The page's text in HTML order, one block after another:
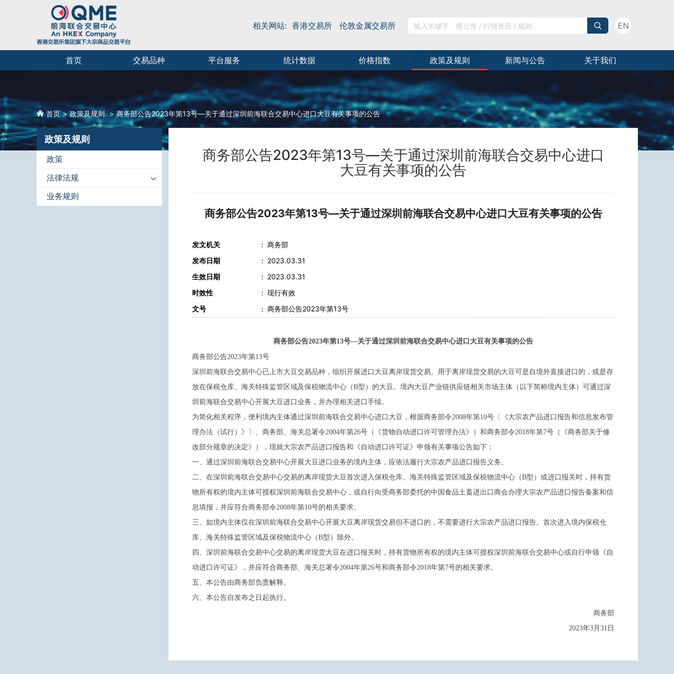
EN
相关网站: 香港交易所 伦敦金属交易所
首页 交易品种 平台服务 统计数据 价格指数 政策及规则 新闻与公告 关于我们
首页 政策及规则 商务部公告2023年第13号—关于通过深圳前海联合交易中心进口大豆有关事项的公告
政策及规则
政策
法律法规
业务规则
商务部公告2023年第13号—关于通过深圳前海联合交易中心进口
大豆有关事项的公告
商务部公告2023年第13号—关于通过深圳前海联合交易中心进口大豆有关事项的公告
发文机关 ： 商务部
发布日期
： 2023.03.31
生效日期
： 2023.03.31
时效性
： 现行有效
文号
： 商务部公告2023年第13号
商务部公告2023年第13号—关于通过深圳前海联合交易中心进口大豆有关事项的公告
商务部公告2023年第13号
深圳前海联合交易中心已上市大豆交易品种，组织开展进口大豆离岸现货交易。用于离岸现货交易的大豆可是自境外直接进口的，或是存
放在保税仓库、海关特殊监管区域及保税物流中心（B型）的大豆。境内大豆产业链供应链相关市场主体（以下简称境内主体）可通过深
圳前海联合交易中心开展大豆进口业务，并办理相关进口手续。
为简化相关程序，便利境内主体通过深圳前海联合交易中心进口大豆，根据商务部令2008年第10号〔《大宗农产品进口报告和信息发布管
理办法（试行）》〕、商务部、海关总署令2004年第26号（《货物自动进口许可管理办法》）和商务部令2018年第7号（《商务部关于修
改部分规章的决定》），现就大宗农产品进口报告和《自动进口许可证》申领有关事项公告如下：
一、通过深圳前海联合交易中心开展大豆进口业务的境内主体，应依法履行大宗农产品进口报告义务。
二、在深圳前海联合交易中心交易的离岸现货大豆首次进入保税仓库、海关特殊监管区域及保税物流中心（B型）或进口报关时，持有货
物所有权的境内主体可授权深圳前海联合交易中心，或自行向受商务部委托的中国食品土畜进出口商会办理大宗农产品进口报告备案和信
息填报，并应符合商务部令2008年第10号的相关要求。
三、如境内主体仅在深圳前海联合交易中心开展大豆离岸现货交易但不进口的，不需要进行大宗农产品进口报告。首次进入境内保税仓
库、海关特殊监管区域及保税物流中心（B型）除外。
四、深圳前海联合交易中心交易的离岸现货大豆在进口报关时，持有货物所有权的境内主体可授权深圳前海联合交易中心或自行申领《自
动进口许可证》，并应符合商务部、海关总署令2004年第26号和商务部令2018年第7号的相关要求。
五、本公告由商务部负责解释。
六、本公告自发布之日起执行。
商务部
2023年3月31日